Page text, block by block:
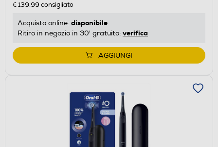
€ 139,99 consigliato
Acquisto online: disponibile
Ritiro in negozio in 30' gratuito: verifica
AGGIUNGI